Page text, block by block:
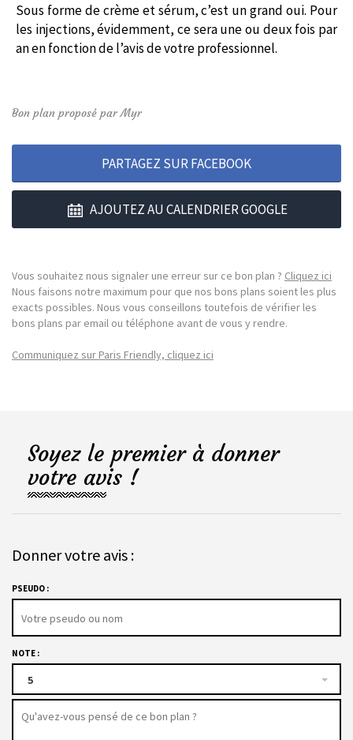
Sous forme de crème et sérum, c’est un grand oui. Pour
les injections, évidemment, ce sera une ou deux fois par
an en fonction de l’avis de votre professionnel.
Bon plan proposé par Myr
PARTAGEZ SUR FACEBOOK
AJOUTEZ AU CALENDRIER GOOGLE
Vous souhaitez nous signaler une erreur sur ce bon plan ? Cliquez ici
Nous faisons notre maximum pour que nos bons plans soient les plus
exacts possibles. Nous vous conseillons toutefois de vérifier les
bons plans par email ou téléphone avant de vous y rendre.
Communiquez sur Paris Friendly, cliquez ici
Soyez le premier à donner
votre avis !
Donner votre avis :
PSEUDO :
NOTE :
5